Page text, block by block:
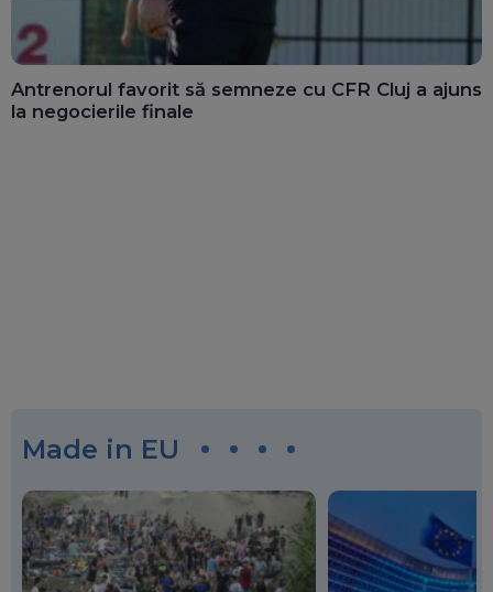
Antrenorul favorit să semneze cu CFR Cluj a ajuns
la negocierile finale
Made in EU